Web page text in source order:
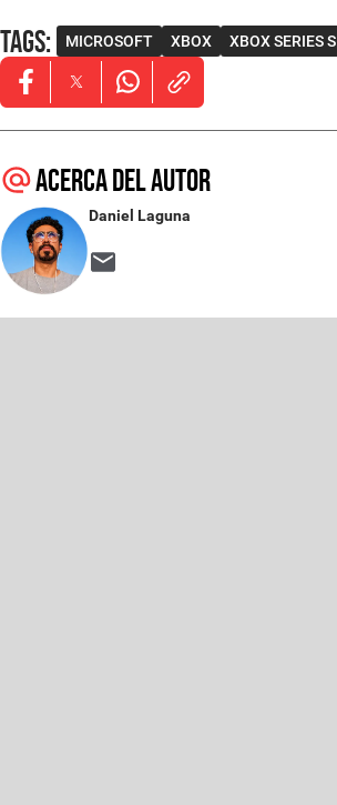
Tags: MICROSOFT XBOX XBOX SERIES S
Opens in new window
Opens in new window
Opens in new window
Acerca del autor
Daniel Laguna